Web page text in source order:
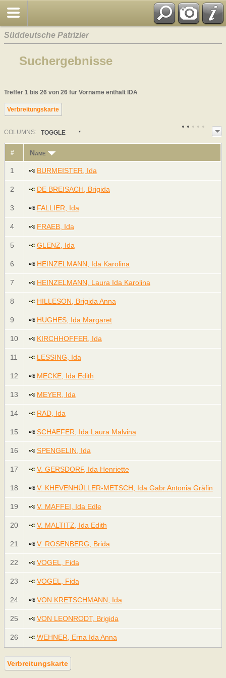
Süddeutsche Patrizier
Suchergebnisse
Treffer 1 bis 26 von 26 für Vorname enthält IDA
Verbreitungskarte
COLUMN S: TOGGLE
# Name
1 BURMEISTER, Ida
2 DE BREISACH, Brigida
3 FALLIER, Ida
4 FRAEB, Ida
5 GLENZ, Ida
6 HEINZELMANN, Ida Karolina
7 HEINZELMANN, Laura Ida Karolina
8 HILLESON, Brigida Anna
9 HUGHES, Ida Margaret
10 KIRCHHOFFER, Ida
11 LESSING, Ida
12 MECKE, Ida Edith
13 MEYER, Ida
14 RAD, Ida
15 SCHAEFER, Ida Laura Malvina
16 SPENGELIN, Ida
17 V. GERSDORF, Ida Henriette
18 V. KHEVENHÜLLER-METSCH, Ida Gabr.Antonia Gräfin
19 V. MAFFEI, Ida Edle
20 V. MALTITZ, Ida Edith
21 V. ROSENBERG, Brida
22 VOGEL, Fida
23 VOGEL, Fida
24 VON KRETSCHMANN, Ida
25 VON LEONRODT, Brigida
26 WEHNER, Erna Ida Anna
Verbreitungskarte